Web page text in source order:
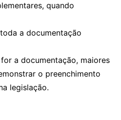
quando
a documentação
a documentação, maiores
o preenchimento
legislação.